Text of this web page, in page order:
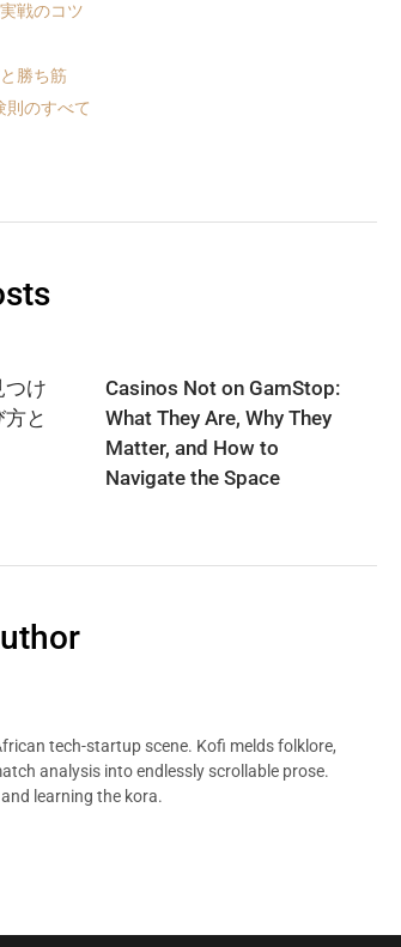
戦のコツ
勝ち筋
則のすべて
つけ
と
Casinos Not on GamStop:
What They Are, Why They
Matter, and How to
Navigate the Space
tech-startup scene. Kofi melds folklore,
analysis into endlessly scrollable prose.
learning the kora.